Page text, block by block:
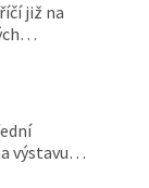
již na
výstavu…